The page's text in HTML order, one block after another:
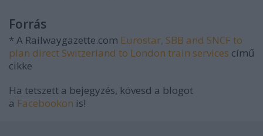
Forrás
* A Railwaygazette.com Eurostar, SBB and SNCF to
plan direct Switzerland to London train services című
cikke
Ha tetszett a bejegyzés, kövesd a blogot
a Facebookon is!